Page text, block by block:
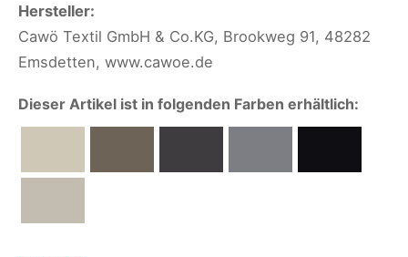
Hersteller:
Cawö Textil GmbH & Co.KG, Brookweg 91, 48282
Emsdetten, www.cawoe.de
Dieser Artikel ist in folgenden Farben erhältlich: